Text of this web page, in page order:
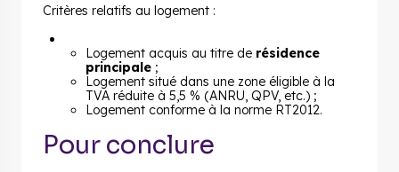
Critères relatifs au logement :
Logement acquis au titre de résidence
principale ;
Logement situé dans une zone éligible à la
TVA réduite à 5,5 % (ANRU, QPV, etc.) ;
Logement conforme à la norme RT2012.
Pour conclure